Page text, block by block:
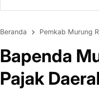
Beranda Pemkab Murung
Bapenda
Pajak